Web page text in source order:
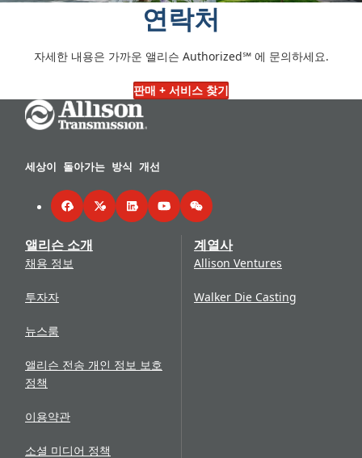
연락처
자세한 내용은 가까운 앨리슨 Authorized℠ 에 문의하세요.
판매 + 서비스 찾기
Go Home
세상이 돌아가는 방식 개선
FacebookTwitterLinkedInYouTubeWeChat
앨리슨 소개
채용 정보
투자자
뉴스룸
앨리슨 전송 개인 정보 보호
정책
이용약관
소셜 미디어 정책
계열사
Allison Ventures
Walker Die Casting